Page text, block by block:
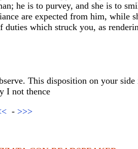
he is to purvey, and she is to
are expected from him, while
which struck you, as
This disposition on your
I not thence
- >>>